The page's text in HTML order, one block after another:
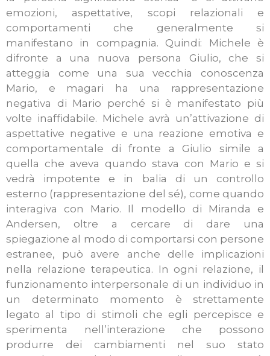
emozioni, aspettative, scopi relazionali e
comportamenti che generalmente si
manifestano in compagnia. Quindi: Michele è
difronte a una nuova persona Giulio, che si
atteggia come una sua vecchia conoscenza
Mario, e magari ha una rappresentazione
negativa di Mario perché si è manifestato più
volte inaffidabile. Michele avrà un’attivazione di
aspettative negative e una reazione emotiva e
comportamentale di fronte a Giulio simile a
quella che aveva quando stava con Mario e si
vedrà impotente e in balia di un controllo
esterno (rappresentazione del sé), come quando
interagiva con Mario. Il modello di Miranda e
Andersen, oltre a cercare di dare una
spiegazione al modo di comportarsi con persone
estranee, può avere anche delle implicazioni
nella relazione terapeutica. In ogni relazione, il
funzionamento interpersonale di un individuo in
un determinato momento è strettamente
legato al tipo di stimoli che egli percepisce e
sperimenta nell’interazione che possono
produrre dei cambiamenti nel suo stato